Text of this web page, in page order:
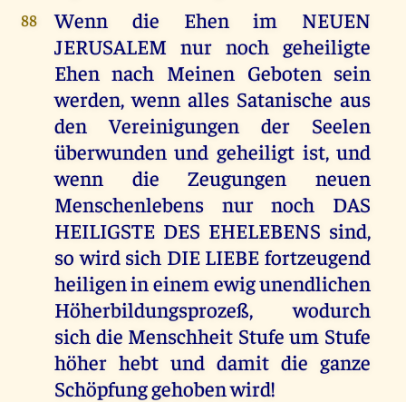
88
Wenn die Ehen im NEUEN
JERUSALEM nur noch geheiligte
Ehen nach Meinen Geboten sein
werden, wenn alles Satanische aus
den Vereinigungen der Seelen
überwunden und geheiligt ist, und
wenn die Zeugungen neuen
Menschenlebens nur noch DAS
HEILIGSTE DES EHELEBENS sind,
so wird sich DIE LIEBE fortzeugend
heiligen in einem ewig unendlichen
Höherbildungsprozeß, wodurch
sich die Menschheit Stufe um Stufe
höher hebt und damit die ganze
Schöpfung gehoben wird!